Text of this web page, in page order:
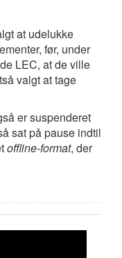
at udelukke
før, under
LEC, at de ville
valgt at tage
er suspenderet
sat på pause indtil
offline-format, der